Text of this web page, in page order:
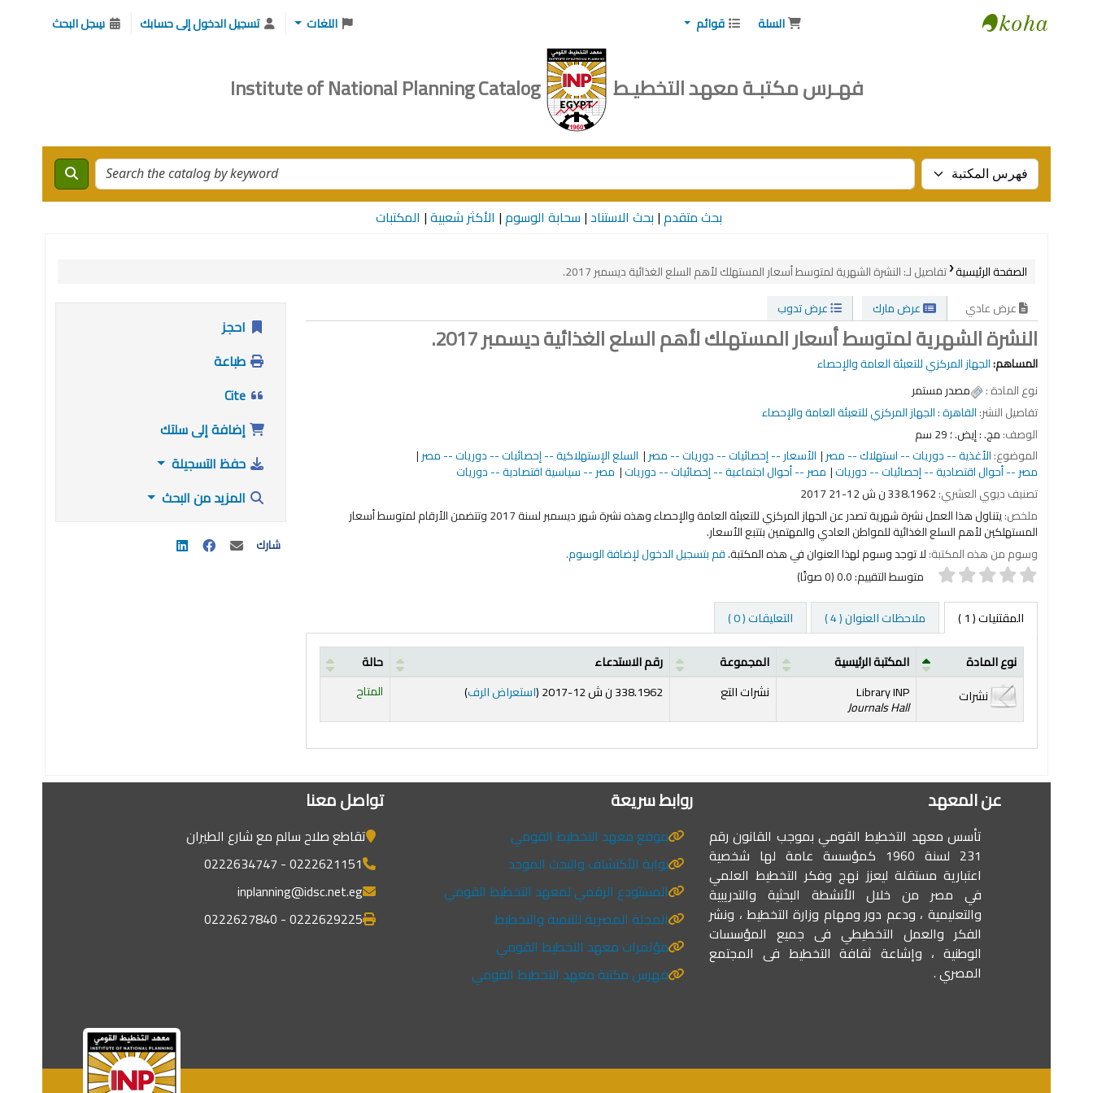
السلة قوائم اللغات تسجيل الدخول إلى حسابك سِجل البحث
فهـرس مكتبـة معهد التخطيـط Institute of National Planning Catalog
Search the catalog by:
Search the catalog by keyword
بحث متقدم بحث الاستناد سحابة الوسوم الأكثر شعبية المكتبات
الصفحة الرئيسية تفاصيل لـ:النشرة الشهرية لمتوسط أسعار المستهلك لأهم السلع الغذائية ديسمبر 2017.
عرض عادي
عرض مارك عرض تدوب
النشرة الشهرية لمتوسط أسعار المستهلك لأهم السلع الغذائية ديسمبر 2017.
المساهم:الجهاز المركزي للتعبئة العامة والإحصاء
نوع المادة :
مصدر مستمر
تفاصيل النشر:القاهرة :الجهاز المركزي للتعبئة العامة والإحصاء
الوصف:مج. : إيض. ؛ 29 سم
الموضوع:الأغذية -- دوريات -- استهلاك -- مصر الأسعار -- إحصائيات -- دوريات -- مصر السلع الإستهلاكية -- إحصائيات -- دوريات -- مصر
مصر -- أحوال اقتصادية -- إحصائيات -- دوريات مصر -- أحوال اجتماعية -- إحصائيات -- دوريات مصر -- سياسية اقتصادية -- دوريات
تصنيف ديوي العشري:338.1962 ن ش 12-2017 21
ملخص:
يتناول هذا العمل نشرة شهرية تصدر عن الجهاز المركزي للتعبئة العامة والإحصاء وهذه نشرة شهر ديسمبر لسنة 2017 وتتضمن الأرقام لمتوسط أسعار
المستهلكين لأهم السلع الغذائية للمواطن العادي والمهتمين بتتبع الأسعار.
وسوم من هذه المكتبة:لا توجد وسوم لهذا العنوان في هذه المكتبة.قم بتسجيل الدخول لإضافة الوسوم.
التقييم باستخدام النجوممتوسط التقييم: 0.0 (0 صوتًا)
المقتنيات( 1 ) ملاحظات العنوان ( 4 ) التعليقات ( 0 )
المقتنيات
نوع المادة المكتبة الرئيسية المجموعة رقم الاستدعاء
حالة
نشرات
Library INP
Journals Hall
نشرات التع 338.1962 ن ش 12-2017 ( استعراض الرف(يفتح أدناه)
) المتاح
احجز
طباعة
إضافة إلى سلتك
حفظ التسجيلة
المزيد من البحث
شارك
عن المعهد
تأسس معهد التخطيط القومي بموجب القانون رقم
231 لسنة 1960 كمؤسسة عامة لها شخصية
اعتبارية مستقلة ليعزز نهج وفكر التخطيط العلمي
في مصر من خلال الأنشطة البحثية والتدريبية
والتعليمية ، ودعم دور ومهام وزارة التخطيط ، ونشر
الفكر والعمل التخطيطي فى جميع المؤسسات
الوطنية ، وإشاعة ثقافة التخطيط فى المجتمع
المصري .
روابط سريعة
موقع معهد التخطيط القومي
بوابة الأكتشاف والبحث الموحد
المستودع الرقمي لمعهد التخطيط القومي
المجلة المصرية للتنمية والتخطيط
مؤتمرات معهد التخطيط القومي
فهرس مكتبة معهد التخطيط القومي
تواصل معنا
تقاطع صلاح سالم مع شارع الطيران
0222621151 - 0222634747
inplanning@idsc.net.eg
0222629225 - 0222627840